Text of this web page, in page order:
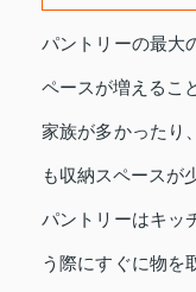
パントリーの最大
ペースが増えるこ
家族が多かったり
も収納スペースが
パントリーはキッ
う際にすぐに物を